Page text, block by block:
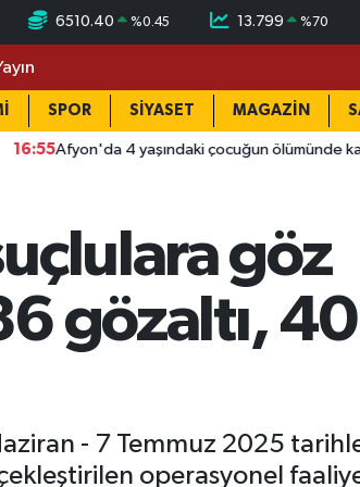
6510.40 %0.45 13.799 %70
SPOR SİYASET MAGAZİN
çocuğun ölümünde kan donduran itiraf
göz
gözaltı, 40
- 7 Temmuz 2025
operasyonel